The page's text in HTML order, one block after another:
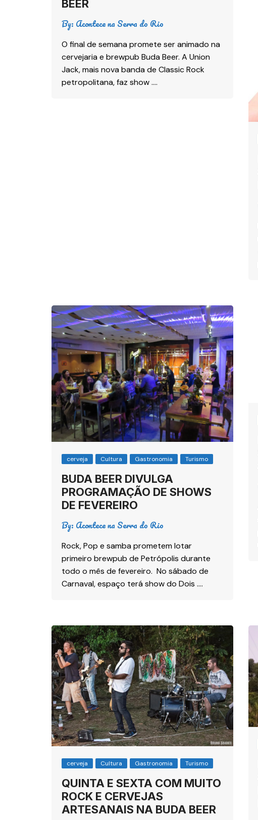
BEER
By: Acontece na Serra do Rio
O final de semana promete ser animado na
cervejaria e brewpub Buda Beer. A Union
Jack, mais nova banda de Classic Rock
petropolitana, faz show ….
cerveja Cultura Gastronomia Turismo
BUDA BEER DIVULGA
PROGRAMAÇÃO DE SHOWS
DE FEVEREIRO
By: Acontece na Serra do Rio
Rock, Pop e samba prometem lotar
primeiro brewpub de Petrópolis durante
todo o mês de fevereiro. No sábado de
Carnaval, espaço terá show do Dois ….
cerveja Cultura Gastronomia Turismo
QUINTA E SEXTA COM MUITO
ROCK E CERVEJAS
ARTESANAIS NA BUDA BEER